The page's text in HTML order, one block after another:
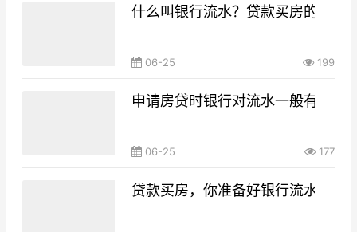
什么叫银行流水？贷款买房的银行
06-25 199
申请房贷时银行对流水一般有什么
06-25 177
贷款买房，你准备好银行流水了吗